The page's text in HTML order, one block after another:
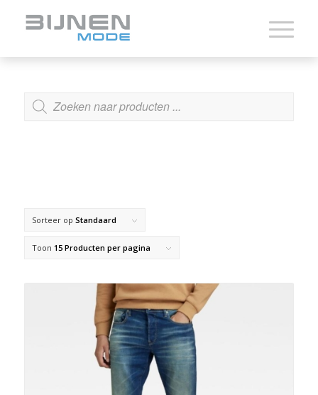
Sorteer op Standaard
Toon 15 Producten per pagina
ZOEKEN